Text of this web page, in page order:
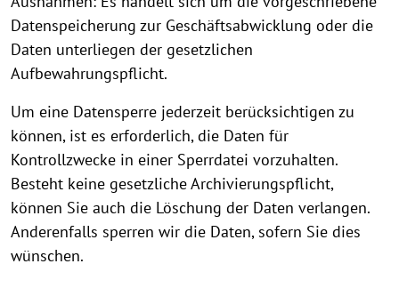
Datenspeicherung zur Geschäftsabwicklung oder die
Daten unterliegen der gesetzlichen
Aufbewahrungspflicht.
Um eine Datensperre jederzeit berücksichtigen zu
können, ist es erforderlich, die Daten für
Kontrollzwecke in einer Sperrdatei vorzuhalten.
Besteht keine gesetzliche Archivierungspflicht,
können Sie auch die Löschung der Daten verlangen.
Anderenfalls sperren wir die Daten, sofern Sie dies
wünschen.